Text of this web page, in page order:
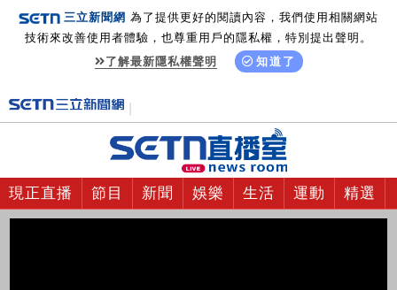
三立新聞網 為了提供更好的閱讀內容，我們使用相關網站
技術來改善使用者體驗，也尊重用戶的隱私權，特別提出聲明。
了解最新隱私權聲明
知道了
現正直播 節目 新聞 娛樂 生活 運動 精選